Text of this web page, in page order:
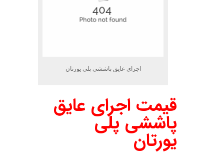
اجرای عایق پاششی پلی یورتان
قیمت اجرای عایق
پاششی پلی
یورتان